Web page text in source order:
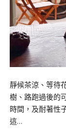
靜候茶涼、等待
樹、路跑過後的
時間，及耐著性
這…